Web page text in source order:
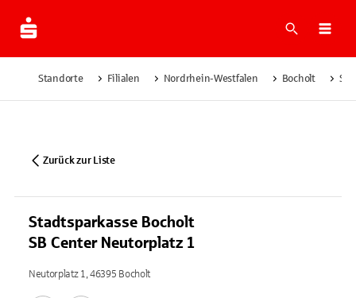
Suche
Standorte Filialen Nordrhein-Westfalen Bocholt
Zurück zur Liste
Stadtsparkasse Bocholt
SB Center Neutorplatz 1
Neutorplatz 1, 46395 Bocholt